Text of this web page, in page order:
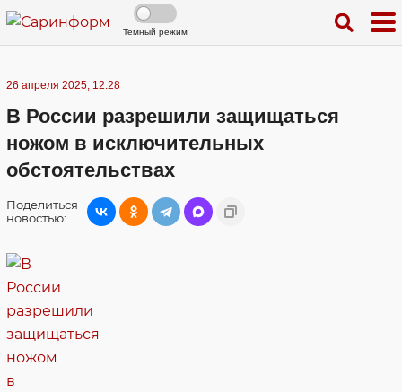
Темный режим
26 апреля 2025, 12:28
В России разрешили защищаться
ножом в исключительных
обстоятельствах
Поделиться
новостью: